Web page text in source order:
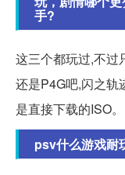
手?
这三个都玩过,不过
还是P4G吧,闪之轨
是直接下载的ISO
psv什么游戏耐